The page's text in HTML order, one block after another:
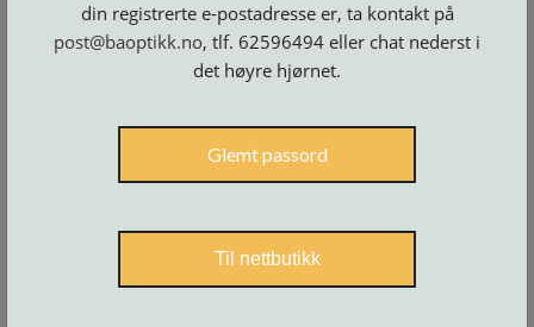
og
Skruer
Solbriller
Verktøy
og
tilbehør
din registrerte e-postadresse er, ta kontakt på
post@baoptikk.no, tlf. 62596494 eller chat nederst i
det høyre hjørnet.
Glemt passord
Til nettbutikk